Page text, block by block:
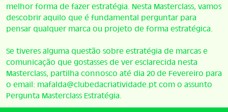
melhor forma de fazer estratégia. Nesta Masterclass, vamos
descobrir aquilo que é fundamental perguntar para
pensar qualquer marca ou projeto de forma estratégica.
Se tiveres alguma questão sobre estratégia de marcas e
comunicação que gostasses de ver esclarecida nesta
Masterclass, partilha connosco até dia 20 de Fevereiro para
o email: mafalda@clubedacriatividade.pt com o assunto
Pergunta Masterclass Estratégia.